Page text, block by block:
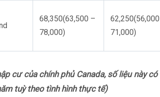
68,350(63,500 –
78,000)
71,000)
cư của chính phủ Canada, số liệu này
tuỳ theo tình hình thực tế)